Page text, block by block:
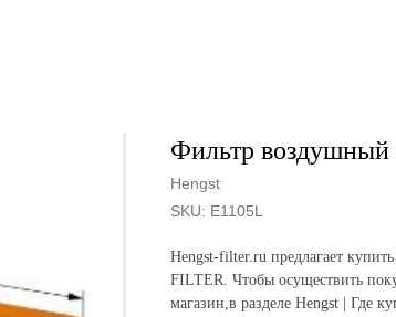
Фильтр воздушный
Hengst
SKU: E1105L
Hengst-filter.ru предлагает
FILTER. Чтобы осуществить
магазин,в разделе Hengst | Где